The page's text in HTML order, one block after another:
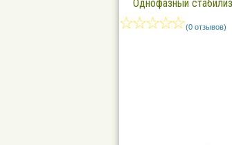
Однофазный
(0 отзывов)